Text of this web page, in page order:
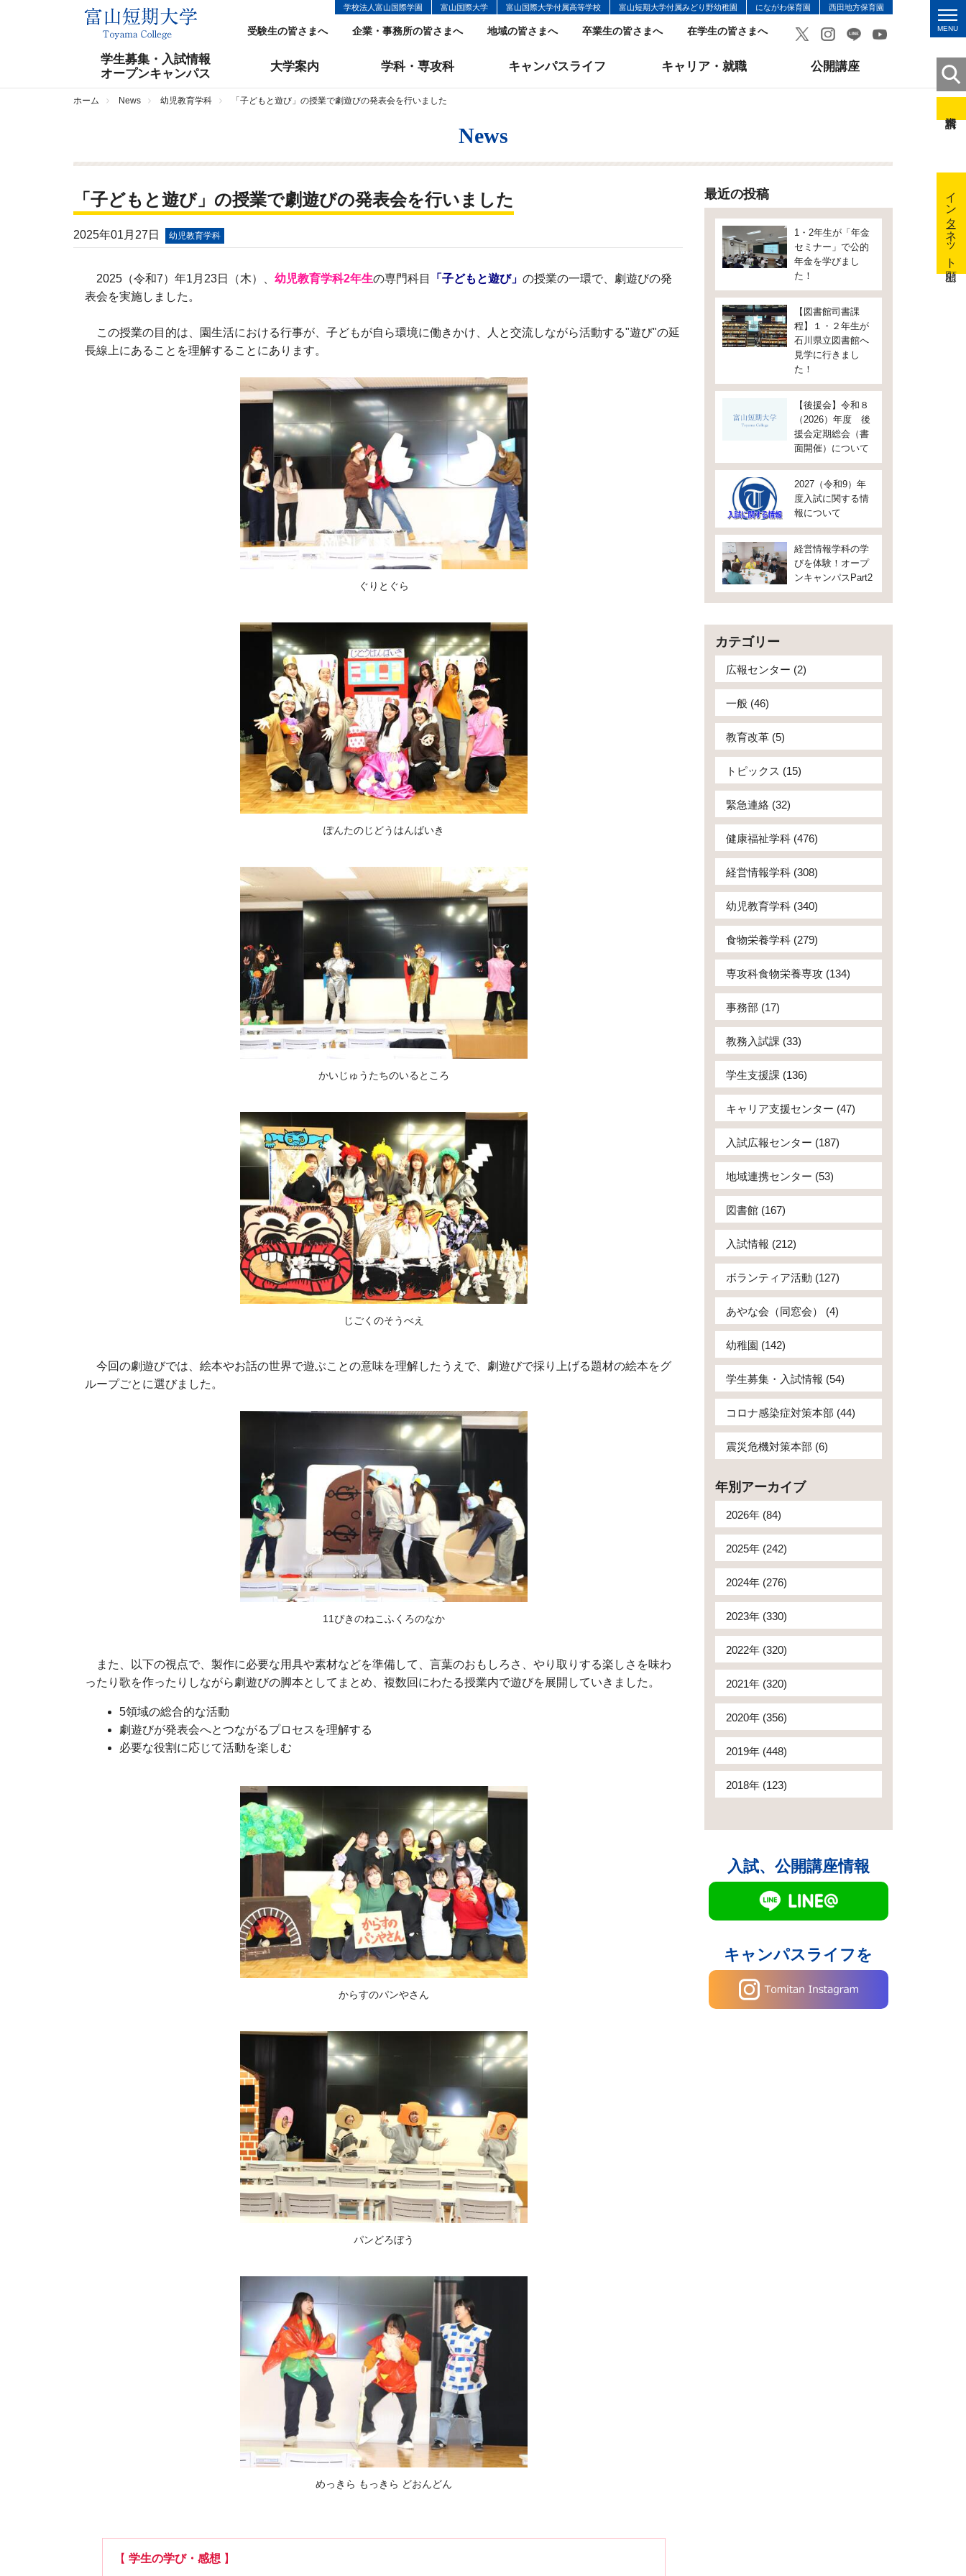
学校法人富山国際学園 富山国際大学 富山国際大学付属高等学校 富山短期大学付属みどり野幼稚園 にながわ保育園 西田地方保育園
受験生の皆さまへ 企業・事務所の皆さまへ 地域の皆さまへ 卒業生の皆さまへ 在学生の皆さまへ MENU
学生募集・入試情報
オープンキャンパス
大学案内 学科・専攻科 キャンパスライフ キャリア・就職 公開講座
インターネット出願
ホーム News 幼児教育学科 「子どもと遊び」の授業で劇遊びの発表会を行いました
News
「子どもと遊び」の授業で劇遊びの発表会を行いました
2025年01月27日 幼児教育学科
2025（令和7）年1月23日（木）、 幼児教育学科2年生の専門科目 「子どもと遊び」 の授業の一環で、劇遊びの発
表会を実施しました。
この授業の目的は、園生活における行事が、子どもが自ら環境に働きかけ、人と交流しながら活動する"遊び"の延
長線上にあることを理解することにあります。
ぐりとぐら
ぽんたのじどうはんばいき
かいじゅうたちのいるところ
じごくのそうべえ
今回の劇遊びでは、絵本やお話の世界で遊ぶことの意味を理解したうえで、劇遊びで採り上げる題材の絵本をグ
ループごとに選びました。
11ぴきのねこふくろのなか
また、以下の視点で、製作に必要な用具や素材などを準備して、言葉のおもしろさ、やり取りする楽しさを味わ
ったり歌を作ったりしながら劇遊びの脚本としてまとめ、複数回にわたる授業内で遊びを展開していきました。
5領域の総合的な活動
劇遊びが発表会へとつながるプロセスを理解する
必要な役割に応じて活動を楽しむ
からすのパンやさん
パンどろぼう
めっきら もっきら どおんどん
【 学生の学び・感想 】
最近の投稿
1・2年生が「年金
セミナー」で公的
年金を学びまし
た！
【図書館司書課
程】１・２年生が
石川県立図書館へ
見学に行きまし
た！
【後援会】令和８
（2026）年度 後
援会定期総会（書
面開催）について
2027（令和9）年
度入試に関する情
報について
経営情報学科の学
びを体験！オープ
ンキャンパスPart2
カテゴリー
広報センター (2)
一般 (46)
教育改革 (5)
トピックス (15)
緊急連絡 (32)
健康福祉学科 (476)
経営情報学科 (308)
幼児教育学科 (340)
食物栄養学科 (279)
専攻科食物栄養専攻 (134)
事務部 (17)
教務入試課 (33)
学生支援課 (136)
キャリア支援センター (47)
入試広報センター (187)
地域連携センター (53)
図書館 (167)
入試情報 (212)
ボランティア活動 (127)
あやな会（同窓会） (4)
幼稚園 (142)
学生募集・入試情報 (54)
コロナ感染症対策本部 (44)
震災危機対策本部 (6)
年別アーカイブ
2026年 (84)
2025年 (242)
2024年 (276)
2023年 (330)
2022年 (320)
2021年 (320)
2020年 (356)
2019年 (448)
2018年 (123)
入試、公開講座情報
キャンパスライフを